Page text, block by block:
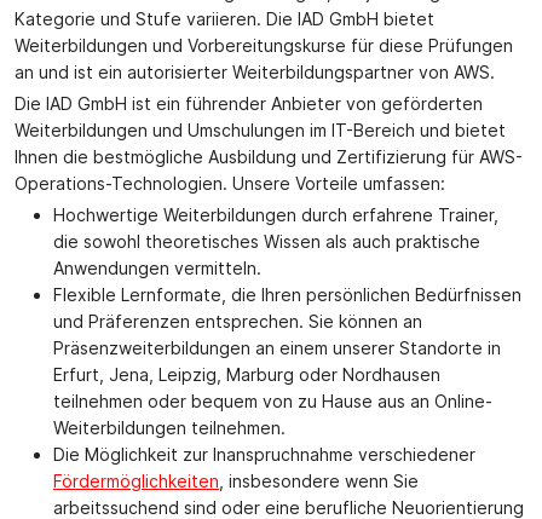
Kategorie und Stufe variieren. Die IAD GmbH bietet
Weiterbildungen und Vorbereitungskurse für diese Prüfungen
an und ist ein autorisierter Weiterbildungspartner von AWS.
Die IAD GmbH ist ein führender Anbieter von geförderten
Weiterbildungen und Umschulungen im IT-Bereich und bietet
Ihnen die bestmögliche Ausbildung und Zertifizierung für AWS-
Operations-Technologien. Unsere Vorteile umfassen:
Hochwertige Weiterbildungen durch erfahrene Trainer,
die sowohl theoretisches Wissen als auch praktische
Anwendungen vermitteln.
Flexible Lernformate, die Ihren persönlichen Bedürfnissen
und Präferenzen entsprechen. Sie können an
Präsenzweiterbildungen an einem unserer Standorte in
Erfurt, Jena, Leipzig, Marburg oder Nordhausen
teilnehmen oder bequem von zu Hause aus an Online-
Weiterbildungen teilnehmen.
Die Möglichkeit zur Inanspruchnahme verschiedener
Fördermöglichkeiten , insbesondere wenn Sie
arbeitssuchend sind oder eine berufliche Neuorientierung